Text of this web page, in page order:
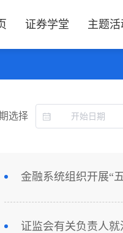
证券学堂 主题活
选择
金融系统组织开展“
证监会有关负责人